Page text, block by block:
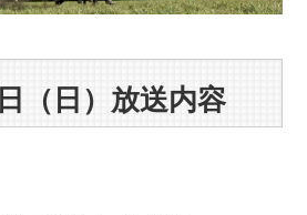
（日）放送内容